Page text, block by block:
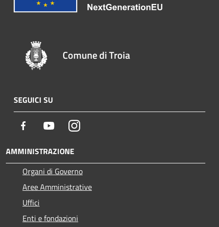
Comune di Troia
SEGUICI SU
Facebook YoutubeInstagram
AMMINISTRAZIONE
Organi di Governo
Aree Amministrative
Uffici
Enti e fondazioni